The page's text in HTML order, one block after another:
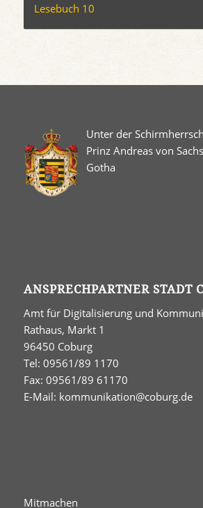
Lesebuch 10
Unter der
Prinz Andreas von
Gotha
ANSPRECHPARTNER STADT
Amt für Digitalisierung und
Rathaus, Markt 1
96450 Coburg
Tel: 09561/89 1170
Fax: 09561/89 61170
E-Mail: kommunikation@coburg.de
Mitmachen